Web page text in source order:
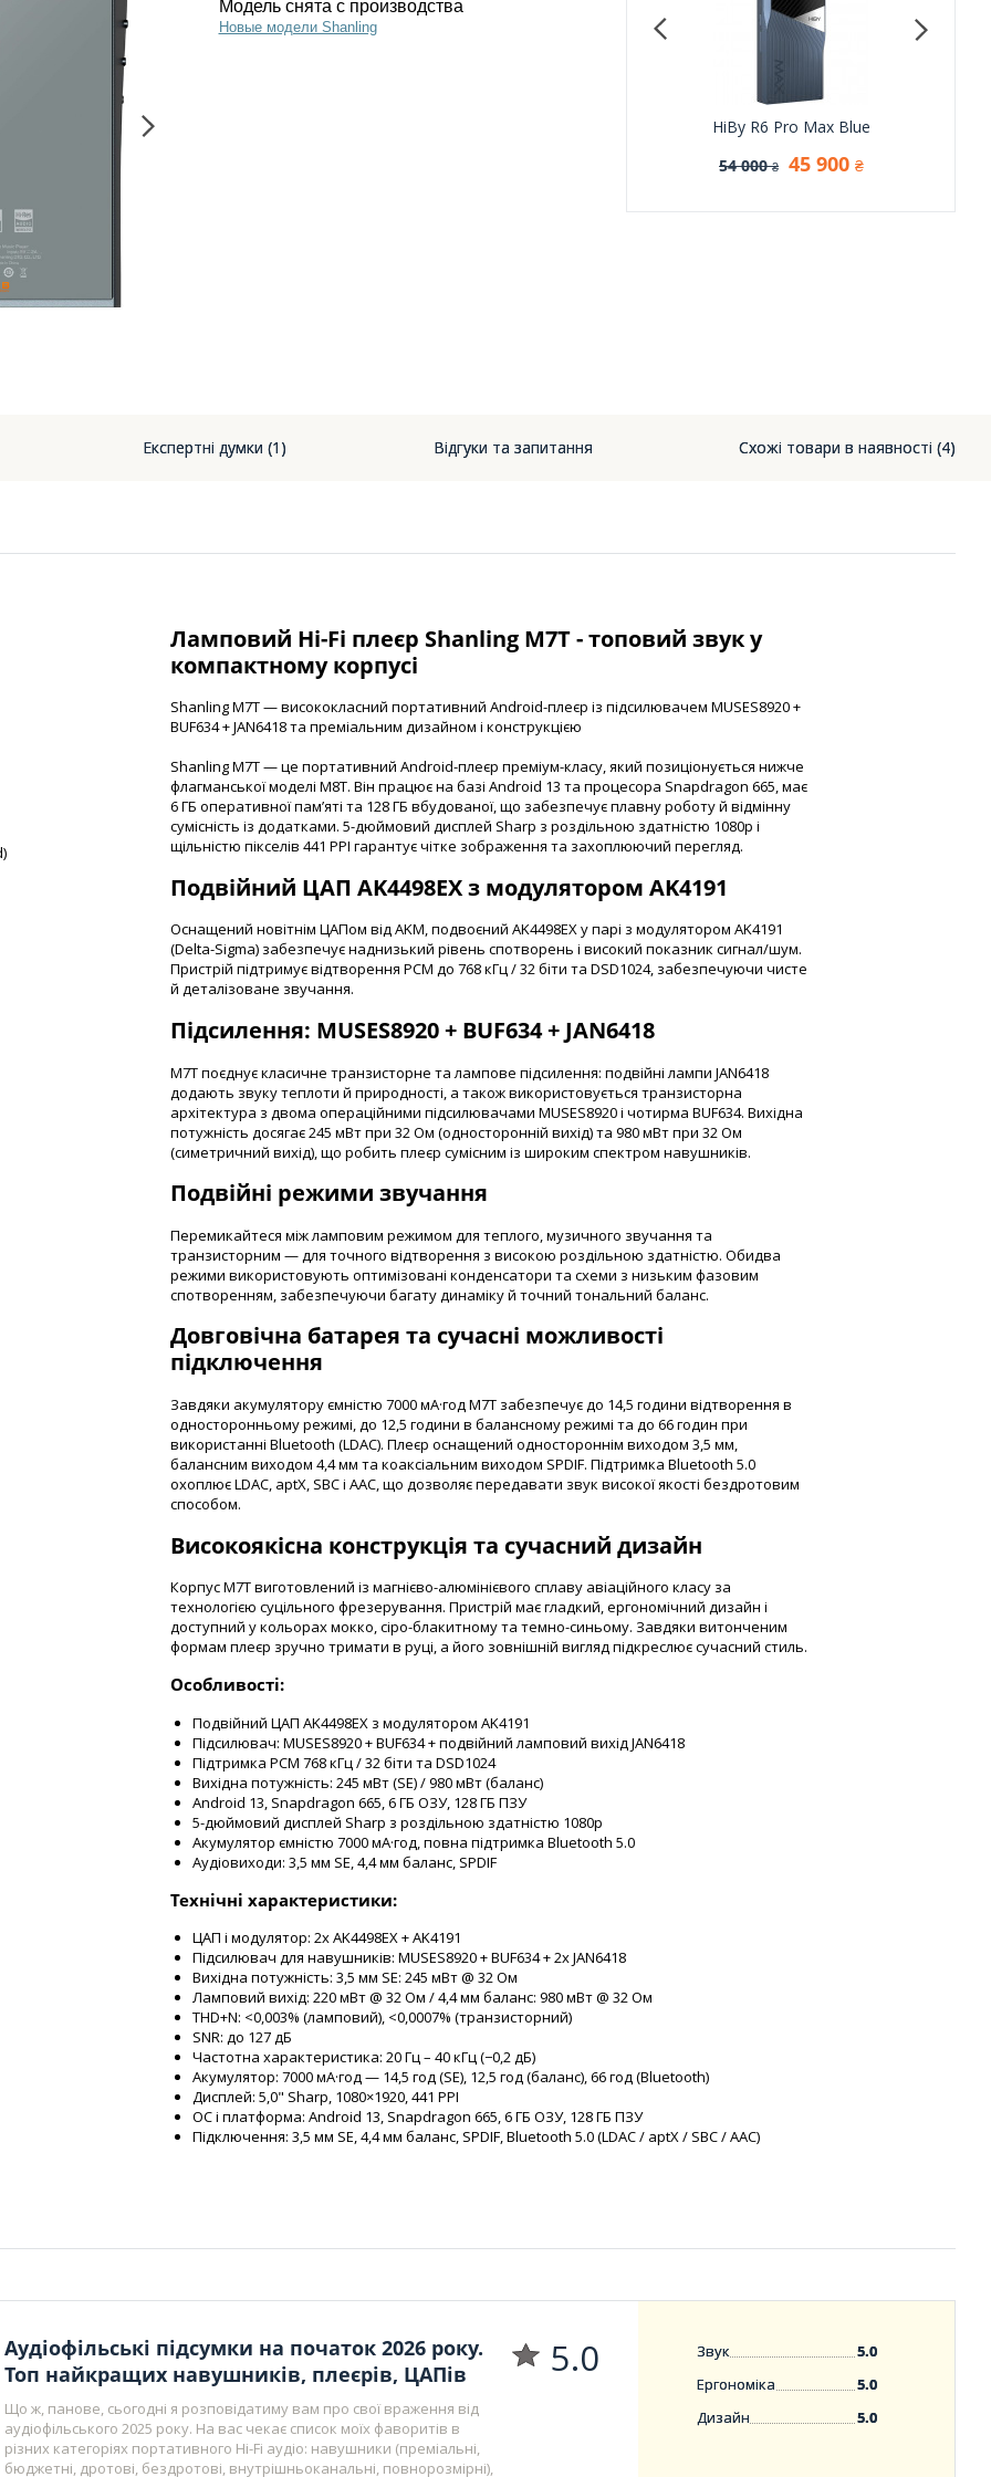
Модель снята с производства
Новые модели Shanling
HiBy R6 Pro Max Blue
54 000 ₴ 45 900 ₴
Експертні думки (1) Відгуки та запитання Схожі товари в наявності (4)
Ламповий Hi-Fi плеєр Shanling M7T - топовий звук у
компактному корпусі
Shanling M7T — висококласний портативний Android-плеєр із підсилювачем MUSES8920 +
BUF634 + JAN6418 та преміальним дизайном і конструкцією
Shanling M7T — це портативний Android-плеєр преміум-класу, який позиціонується нижче
флагманської моделі M8T. Він працює на базі Android 13 та процесора Snapdragon 665, має
6 ГБ оперативної пам’яті та 128 ГБ вбудованої, що забезпечує плавну роботу й відмінну
сумісність із додатками. 5-дюймовий дисплей Sharp з роздільною здатністю 1080p і
щільністю пікселів 441 PPI гарантує чітке зображення та захоплюючий перегляд.
Подвійний ЦАП AK4498EX з модулятором AK4191
Оснащений новітнім ЦАПом від AKM, подвоєний AK4498EX у парі з модулятором AK4191
(Delta-Sigma) забезпечує наднизький рівень спотворень і високий показник сигнал/шум.
Пристрій підтримує відтворення PCM до 768 кГц / 32 біти та DSD1024, забезпечуючи чисте
й деталізоване звучання.
Підсилення: MUSES8920 + BUF634 + JAN6418
M7T поєднує класичне транзисторне та лампове підсилення: подвійні лампи JAN6418
додають звуку теплоти й природності, а також використовується транзисторна
архітектура з двома операційними підсилювачами MUSES8920 і чотирма BUF634. Вихідна
потужність досягає 245 мВт при 32 Ом (односторонній вихід) та 980 мВт при 32 Ом
(симетричний вихід), що робить плеєр сумісним із широким спектром навушників.
Подвійні режими звучання
Перемикайтеся між ламповим режимом для теплого, музичного звучання та
транзисторним — для точного відтворення з високою роздільною здатністю. Обидва
режими використовують оптимізовані конденсатори та схеми з низьким фазовим
спотворенням, забезпечуючи багату динаміку й точний тональний баланс.
Довговічна батарея та сучасні можливості
підключення
Завдяки акумулятору ємністю 7000 мА·год M7T забезпечує до 14,5 години відтворення в
односторонньому режимі, до 12,5 години в балансному режимі та до 66 годин при
використанні Bluetooth (LDAC). Плеєр оснащений одностороннім виходом 3,5 мм,
балансним виходом 4,4 мм та коаксіальним виходом SPDIF. Підтримка Bluetooth 5.0
охоплює LDAC, aptX, SBC і AAC, що дозволяє передавати звук високої якості бездротовим
способом.
Високоякісна конструкція та сучасний дизайн
Корпус M7T виготовлений із магнієво-алюмінієвого сплаву авіаційного класу за
технологією суцільного фрезерування. Пристрій має гладкий, ергономічний дизайн і
доступний у кольорах мокко, сіро-блакитному та темно-синьому. Завдяки витонченим
формам плеєр зручно тримати в руці, а його зовнішній вигляд підкреслює сучасний стиль.
Особливості:
Подвійний ЦАП AK4498EX з модулятором AK4191
Підсилювач: MUSES8920 + BUF634 + подвійний ламповий вихід JAN6418
Підтримка PCM 768 кГц / 32 біти та DSD1024
Вихідна потужність: 245 мВт (SE) / 980 мВт (баланс)
Android 13, Snapdragon 665, 6 ГБ ОЗУ, 128 ГБ ПЗУ
5-дюймовий дисплей Sharp з роздільною здатністю 1080p
Акумулятор ємністю 7000 мА·год, повна підтримка Bluetooth 5.0
Аудіовиходи: 3,5 мм SE, 4,4 мм баланс, SPDIF
Технічні характеристики:
ЦАП і модулятор: 2x AK4498EX + AK4191
Підсилювач для навушників: MUSES8920 + BUF634 + 2x JAN6418
Вихідна потужність: 3,5 мм SE: 245 мВт @ 32 Ом
Ламповий вихід: 220 мВт @ 32 Ом / 4,4 мм баланс: 980 мВт @ 32 Ом
THD+N: <0,003% (ламповий), <0,0007% (транзисторний)
SNR: до 127 дБ
Частотна характеристика: 20 Гц – 40 кГц (−0,2 дБ)
Акумулятор: 7000 мА·год — 14,5 год (SE), 12,5 год (баланс), 66 год (Bluetooth)
Дисплей: 5,0" Sharp, 1080×1920, 441 PPI
ОС і платформа: Android 13, Snapdragon 665, 6 ГБ ОЗУ, 128 ГБ ПЗУ
Підключення: 3,5 мм SE, 4,4 мм баланс, SPDIF, Bluetooth 5.0 (LDAC / aptX / SBC / AAC)
Аудіофільські підсумки на початок 2026 року.
Топ найкращих навушників, плеєрів, ЦАПів
Що ж, панове, сьогодні я розповідатиму вам про свої враження від
аудіофільського 2025 року. На вас чекає список моїх фаворитів в
різних категоріях портативного Hi-Fi аудіо: навушники (преміальні,
бюджетні, дротові, бездротові, внутрішньоканальні, повнорозмірні),
5.0 Звук
5.0
Ергономіка
5.0
Дизайн
5.0